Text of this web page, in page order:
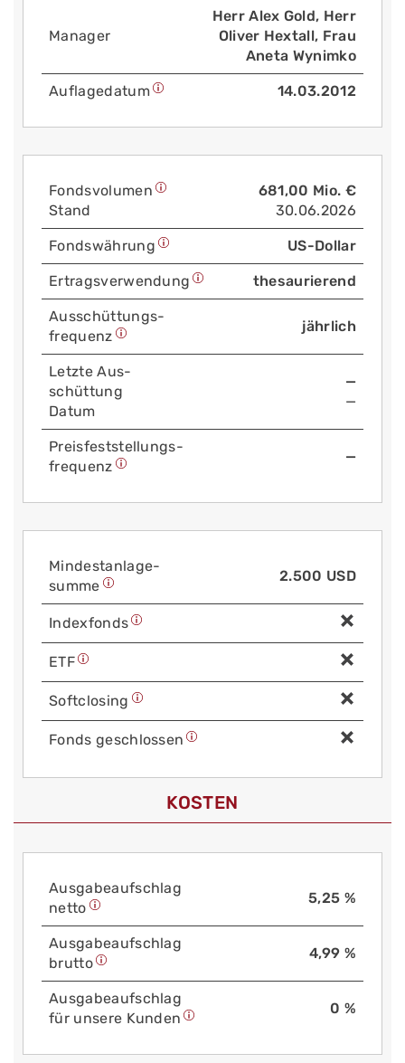
Manager
Herr Alex Gold, Herr
Oliver Hextall, Frau
Aneta Wynimko
Auflage­datum 14.03.2012
Fonds­volumen
Stand
681,00 Mio. €
30.06.2026
Fonds­währung US-Dollar
Ertrags­verwendung thesaurierend
Aus­schüttungs­
frequenz
jährlich
Letzte Aus­
schüttung
Datum
—
—
Preis­fest­stellungs­
frequenz
—
Mindest­anlage­
summe
2.500 USD
Index­fonds
ETF
Soft­closing
Fonds geschlossen
KOSTEN
Aus­gabe­auf­schlag
netto
5,25 %
Aus­gabe­auf­schlag
brutto
4,99 %
Aus­gabe­auf­schlag
für unsere Kunden
0 %